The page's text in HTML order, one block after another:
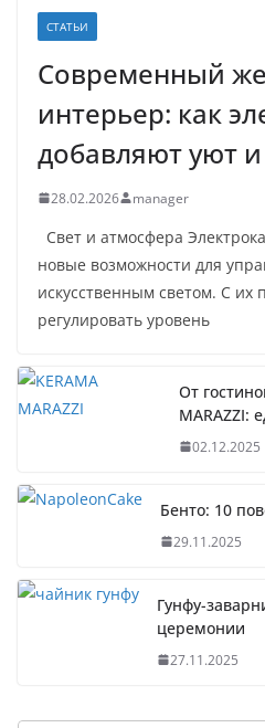
СТАТЬИ
Современный
интерьер: как
добавляют уют и
28.02.2026 manager
Свет и атмосфера
новые возможности для
искусственным светом. С
регулировать уровень
От
MARAZZI:
02.12.2025
Бенто: 10
29.11.2025
Гунфу-
церемонии
27.11.2025